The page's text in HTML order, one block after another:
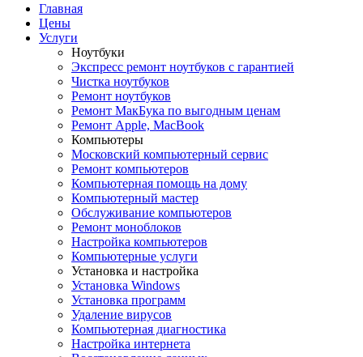
Главная
Цены
Услуги
Ноутбуки
Экспресс ремонт ноутбуков с гарантией
Чистка ноутбуков
Ремонт ноутбуков
Ремонт МакБука по выгодным ценам
Ремонт Apple, MacBook
Компьютеры
Московский компьютерный сервис
Ремонт компьютеров
Компьютерная помощь на дому
Компьютерный мастер
Обслуживание компьютеров
Ремонт моноблоков
Настройка компьютеров
Компьютерные услуги
Установка и настройка
Установка Windows
Установка программ
Удаление вирусов
Компьютерная диагностика
Настройка интернета